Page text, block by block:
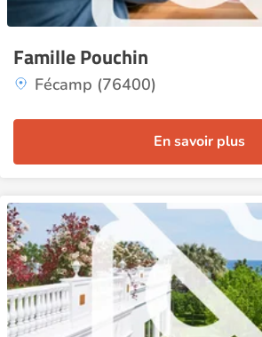
Famille Pouchin
Fécamp (76400)
En savoir plus